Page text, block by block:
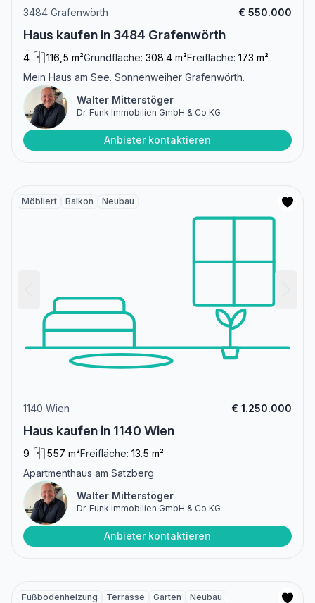
3484 Grafenwörth € 550.000
Haus kaufen in 3484 Grafenwörth
4 116,5 m²Grundfläche: 308.4 m²Freifläche: 173 m²
Mein Haus am See. Sonnenweiher Grafenwörth.
Walter Mitterstöger
Dr. Funk Immobilien GmbH & Co KG
Anbieter kontaktieren
Möbliert Balkon Neubau
1140 Wien € 1.250.000
Haus kaufen in 1140 Wien
9 557 m²Freifläche: 13.5 m²
Apartmenthaus am Satzberg
Walter Mitterstöger
Dr. Funk Immobilien GmbH & Co KG
Anbieter kontaktieren
Fußbodenheizung Terrasse Garten Neubau